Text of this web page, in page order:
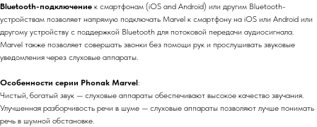
Bluetooth-подключение к смартфонам (iOS and Android) или другим Bluetooth-
устройствам позволяет напрямую подключать Marvel к смартфону на iOS или Android или
другому устройству с поддержкой Bluetooth для потоковой передачи аудиосигнала.
Marvel также позволяет совершать звонки без помощи рук и прослушивать звуковые
уведомления через слуховые аппараты.
Особенности серии Phonak Marvel:
Чистый, богатый звук — слуховые аппараты обеспечивают высокое качество звучания.
Улучшенная разборчивость речи в шуме — слуховые аппараты позволяют лучше понимать
речь в шумной обстановке.